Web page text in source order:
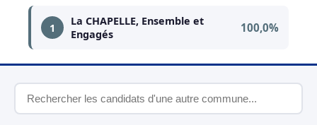
1
La CHAPELLE, Ensemble et
Engagés
100,0%